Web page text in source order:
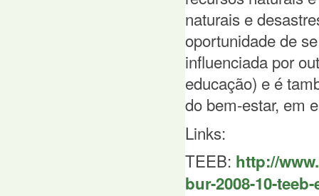
naturais e
oportunidade de
influenciada por
educação) e é
do bem-estar, em
Links:
TEEB: http://
bur-2008-10-